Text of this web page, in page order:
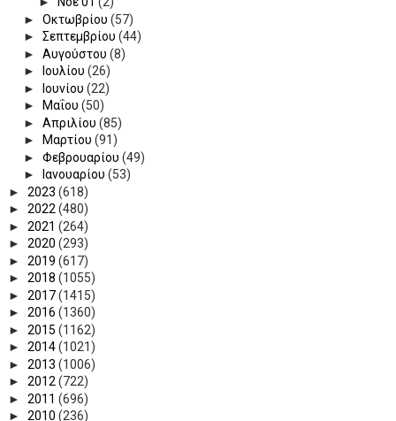
► Οκτωβρίου (57)
► Σεπτεμβρίου (44)
► Αυγούστου (8)
►
Ιουλίου (26)
►
Ιουνίου (22)
►
Μαΐου (50)
► Απριλίου (85)
►
Μαρτίου (91)
► Φεβρουαρίου (49)
►
Ιανουαρίου (53)
► 2023 (618)
► 2022(480)
► 2021 (264)
► 2020 (293)
► 2019 (617)
► 2018 (1055)
► 2017(1415)
► 2016 (1360)
► 2015 (1162)
► 2014(1021)
► 2013 (1006)
► 2012(722)
► 2011 (696)
► 2010 (236)